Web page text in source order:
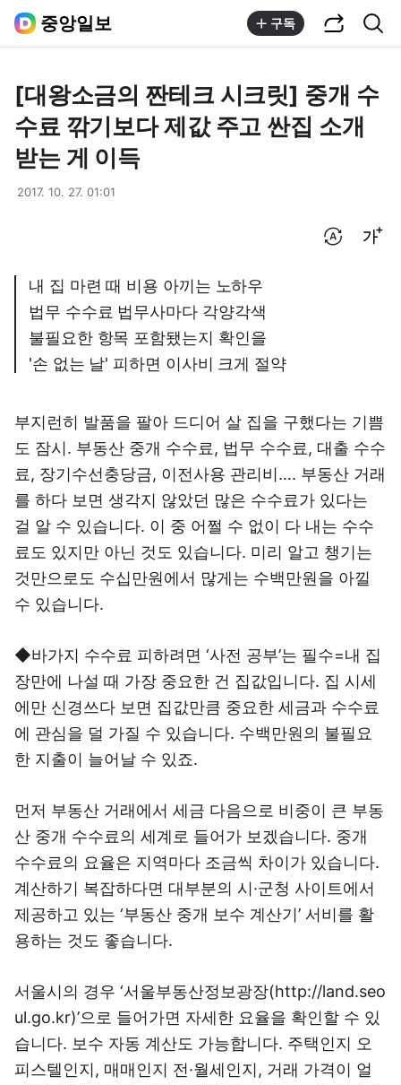
중앙일보 구독
[대왕소금의 짠테크 시크릿] 중개 수
수료 깎기보다 제값 주고 싼집 소개
받는 게 이득
2017. 10. 27. 01:01
내 집 마련 때 비용 아끼는 노하우
법무 수수료 법무사마다 각양각색
불필요한 항목 포함됐는지 확인을
'손 없는 날' 피하면 이사비 크게 절약
부지런히 발품을 팔아 드디어 살 집을 구했다는 기쁨
도 잠시. 부동산 중개 수수료, 법무 수수료, 대출 수수
료, 장기수선충당금, 이전사용 관리비…. 부동산 거래
를 하다 보면 생각지 않았던 많은 수수료가 있다는
걸 알 수 있습니다. 이 중 어쩔 수 없이 다 내는 수수
료도 있지만 아닌 것도 있습니다. 미리 알고 챙기는
것만으로도 수십만원에서 많게는 수백만원을 아낄
수 있습니다.
◆바가지 수수료 피하려면 ‘사전 공부’는 필수=내 집
장만에 나설 때 가장 중요한 건 집값입니다. 집 시세
에만 신경쓰다 보면 집값만큼 중요한 세금과 수수료
에 관심을 덜 가질 수 있습니다. 수백만원의 불필요
한 지출이 늘어날 수 있죠.
먼저 부동산 거래에서 세금 다음으로 비중이 큰 부동
산 중개 수수료의 세계로 들어가 보겠습니다. 중개
수수료의 요율은 지역마다 조금씩 차이가 있습니다.
계산하기 복잡하다면 대부분의 시·군청 사이트에서
제공하고 있는 ‘부동산 중개 보수 계산기’ 서비를 활
용하는 것도 좋습니다.
서울시의 경우 ‘서울부동산정보광장(http://land.seo
ul.go.kr)’으로 들어가면 자세한 요율을 확인할 수 있
습니다. 보수 자동 계산도 가능합니다. 주택인지 오
피스텔인지, 매매인지 전·월세인지, 거래 가격이 얼